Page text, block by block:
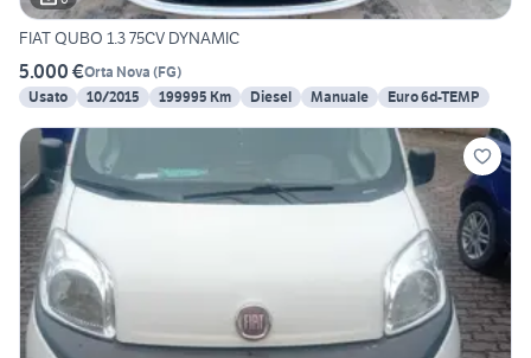
FIAT QUBO 1.3 75CV DYNAMIC
5.000 €Orta Nova (FG)
Usato
10/2015 199995 Km Diesel Manuale Euro 6d-TEMP